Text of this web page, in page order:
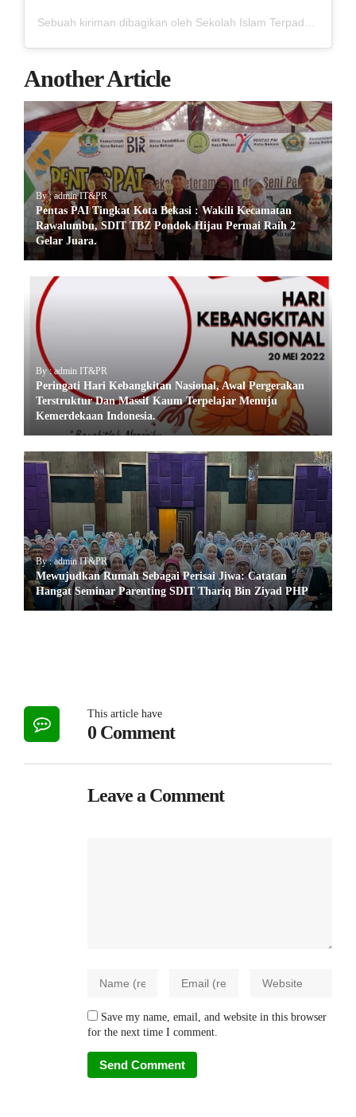
Another Article
By : admin IT&PR
Pentas PAI Tingkat Kota Bekasi : Wakili Kecamatan
Rawalumbu, SDIT TBZ Pondok Hijau Permai Raih 2
Gelar Juara.
By : admin IT&PR
Peringati Hari Kebangkitan Nasional, Awal Pergerakan
Terstruktur Dan Massif Kaum Terpelajar Menuju
Kemerdekaan Indonesia.
By : admin IT&PR
Mewujudkan Rumah Sebagai Perisai Jiwa: Catatan
Hangat Seminar Parenting SDIT Thariq Bin Ziyad PHP
This article have
0 Comment
Leave a Comment
Save my name, email, and website in this browser
for the next time I comment.